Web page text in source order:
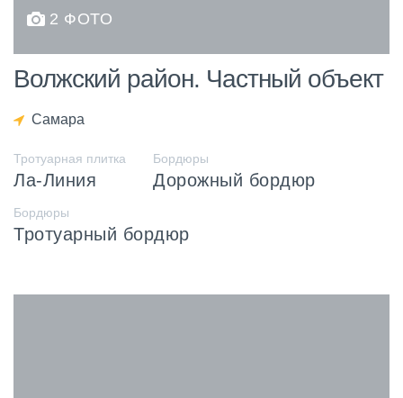
2 ФОТО
Волжский район. Частный объект
Самара
Тротуарная плитка
Ла-Линия
Бордюры
Дорожный бордюр
Бордюры
Тротуарный бордюр